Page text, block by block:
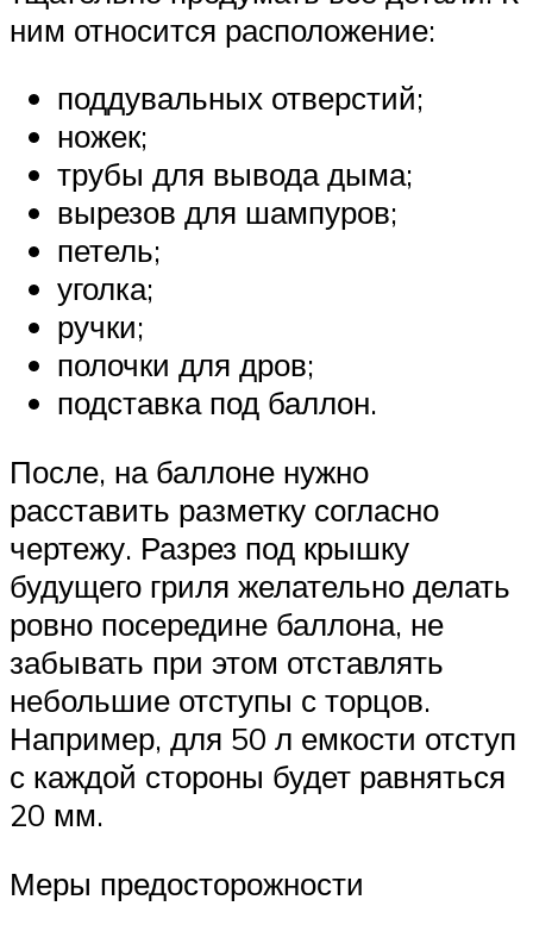
ним относится расположение:
поддувальных отверстий;
ножек;
трубы для вывода дыма;
вырезов для шампуров;
петель;
уголка;
ручки;
полочки для дров;
подставка под баллон.
После, на баллоне нужно
расставить разметку согласно
чертежу. Разрез под крышку
будущего гриля желательно делать
ровно посередине баллона, не
забывать при этом отставлять
небольшие отступы с торцов.
Например, для 50 л емкости отступ
с каждой стороны будет равняться
20 мм.
Меры предосторожности